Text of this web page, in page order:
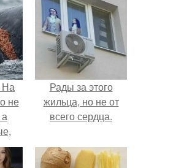
На
не
к
Рады за этого
жильца, но не от
всего сердца.